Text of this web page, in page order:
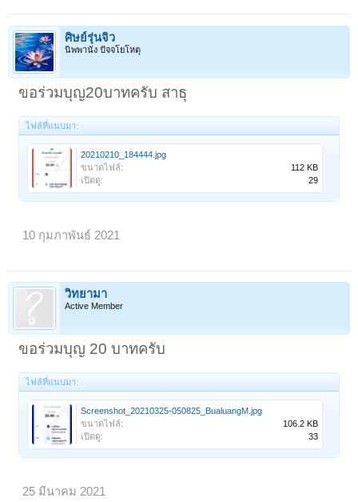
ศิษย์รุ่นจิ๋ว
นิพพานัง ปัจจโยโหตุ
ขอร่วมบุญ20บาทครับ สาธุ
ไฟล์ที่แนบมา:
20210210_184444.jpg
ขนาดไฟล์:
112 KB
เปิดดู:
29
10 กุมภาพันธ์ 2021
วิทยามา
Active Member
ขอร่วมบุญ 20 บาทครับ
ไฟล์ที่แนบมา:
Screenshot_20210325-050825_BualuangM.jpg
ขนาดไฟล์:
106.2 KB
เปิดดู:
33
25 มีนาคม 2021